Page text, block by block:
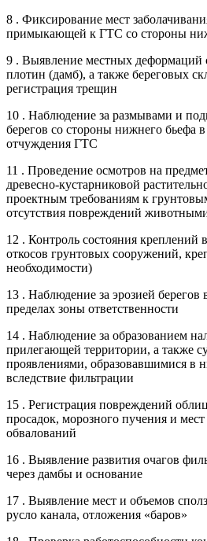
8 . Фиксирование мест
примыкающей к ГТС со стороны
9 . Выявление местных деформаций
плотин (дамб), а также береговых
регистрация трещин
10 . Наблюдение за размывами и
берегов со стороны нижнего бьефа
отчуждения ГТС
11 . Проведение осмотров на
древесно-кустарниковой
проектным требованиям к
отсутствия повреждений
12 . Контроль состояния креплений
откосов грунтовых сооружений,
необходимости)
13 . Наблюдение за эрозией
пределах зоны ответственности
14 . Наблюдение за образованием
прилегающей территории, а также
проявлениями, образовавшимися в
вследствие фильтрации
15 . Регистрация повреждений
просадок, морозного пучения и
обвалований
16 . Выявление развития очагов
через дамбы и основание
17 . Выявление мест и объемов
русло канала, отложения «баров»